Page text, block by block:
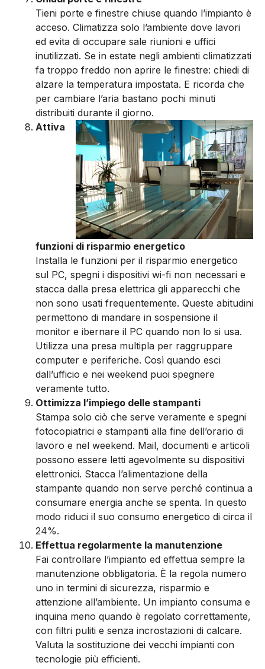
Tieni porte e finestre chiuse quando l’impianto è
acceso. Climatizza solo l’ambiente dove lavori
ed evita di occupare sale riunioni e uffici
inutilizzati. Se in estate negli ambienti climatizzati
fa troppo freddo non aprire le finestre: chiedi di
alzare la temperatura impostata. E ricorda che
per cambiare l’aria bastano pochi minuti
distribuiti durante il giorno.
Attiva
funzioni di risparmio energetico
Installa le funzioni per il risparmio energetico
sul PC, spegni i dispositivi wi-fi non necessari e
stacca dalla presa elettrica gli apparecchi che
non sono usati frequentemente. Queste abitudini
permettono di mandare in sospensione il
monitor e ibernare il PC quando non lo si usa.
Utilizza una presa multipla per raggruppare
computer e periferiche. Così quando esci
dall’ufficio e nei weekend puoi spegnere
veramente tutto.
Ottimizza l’impiego delle stampanti
Stampa solo ciò che serve veramente e spegni
fotocopiatrici e stampanti alla fine dell’orario di
lavoro e nel weekend. Mail, documenti e articoli
possono essere letti agevolmente su dispositivi
elettronici. Stacca l’alimentazione della
stampante quando non serve perché continua a
consumare energia anche se spenta. In questo
modo riduci il suo consumo energetico di circa il
24%.
Effettua regolarmente la manutenzione
Fai controllare l’impianto ed effettua sempre la
manutenzione obbligatoria. È la regola numero
uno in termini di sicurezza, risparmio e
attenzione all’ambiente. Un impianto consuma e
inquina meno quando è regolato correttamente,
con filtri puliti e senza incrostazioni di calcare.
Valuta la sostituzione dei vecchi impianti con
tecnologie più efficienti.